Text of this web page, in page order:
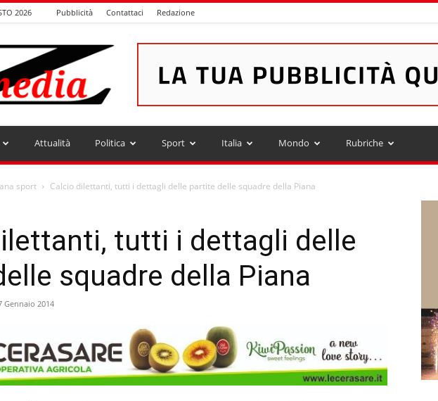
2026 Pubblicità Contattaci Redazione
ZMEDIA
Attualità Politica Sport Italia Mondo Rubriche
sport Calcio dilettanti, tutti i dettagli delle partite delle squadre della Piana
tutti i dettagli delle
squadre della Piana
Gennaio 2014